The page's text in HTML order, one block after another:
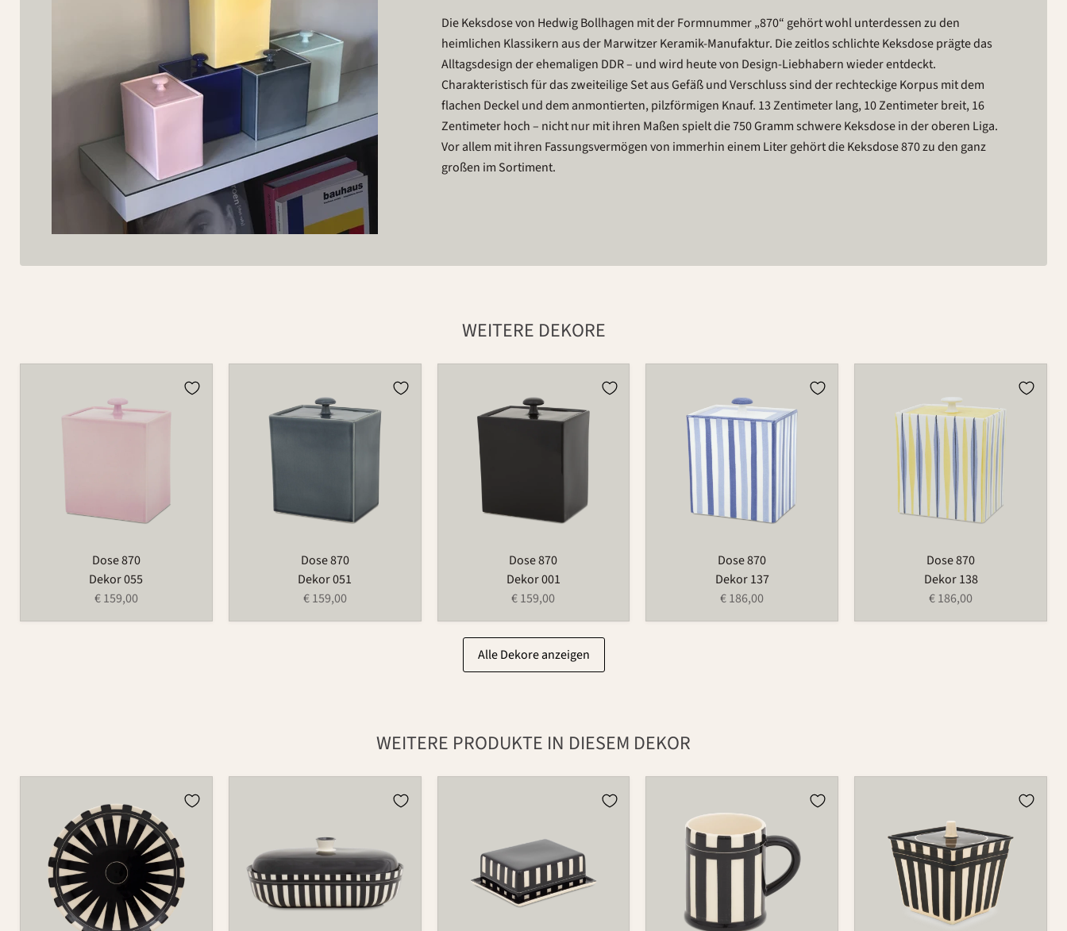
Die Keksdose von Hedwig Bollhagen mit der Formnummer „870“ gehört wohl unterdessen zu den
heimlichen Klassikern aus der Marwitzer Keramik-Manufaktur. Die zeitlos schlichte Keksdose prägte das
Alltagsdesign der ehemaligen DDR – und wird heute von Design-Liebhabern wieder entdeckt.
Charakteristisch für das zweiteilige Set aus Gefäß und Verschluss sind der rechteckige Korpus mit dem
flachen Deckel und dem anmontierten, pilzförmigen Knauf. 13 Zentimeter lang, 10 Zentimeter breit, 16
Zentimeter hoch – nicht nur mit ihren Maßen spielt die 750 Gramm schwere Keksdose in der oberen Liga.
Vor allem mit ihren Fassungsvermögen von immerhin einem Liter gehört die Keksdose 870 zu den ganz
großen im Sortiment.
WEITERE DEKORE
Dose 870
Dekor 055
€ 159,00
Dose 870
Dekor 051
€ 159,00
Dose 870
Dekor 001
€ 159,00
Dose 870
Dekor 137
€ 186,00
Dose 870
Dekor 138
€ 186,00
Alle Dekore anzeigen
WEITERE PRODUKTE IN DIESEM DEKOR